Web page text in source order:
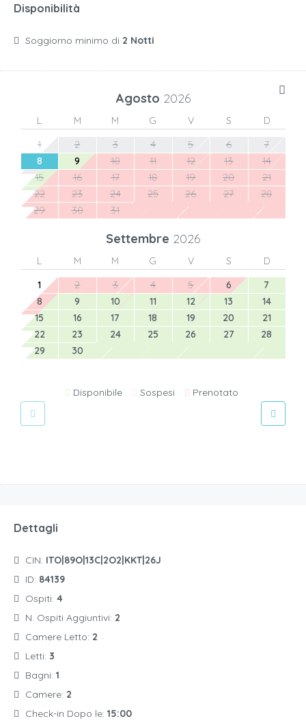
Disponibilità
Soggiorno minimo di 2 Notti
Agosto 2026
L M M G V S
D
1
2 3 4 5 6
7
8
9 10 11 12 13
14
15
16 17 18 19 20
21
22
23 24 25 26 27
28
29
30 31
Settembre 2026
L M M G V S
D
1
2 3 4 5 6
7
8
9 10 11 12 13
14
15
16 17 18 19 20
21
22
23 24 25 26 27
28
29
30
Disponibile Sospesi Prenotato
Dettagli
CIN: ITO|89O|13C|2O2|KKT|26J
ID: 84139
Ospiti: 4
N. Ospiti Aggiuntivi: 2
Camere Letto: 2
Letti: 3
Bagni: 1
Camere: 2
Check-in Dopo le: 15:00